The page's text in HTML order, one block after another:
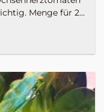
Menge für 2...